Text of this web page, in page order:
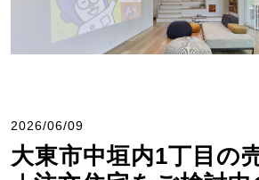
2026/06/09
大東市中垣内1丁目の